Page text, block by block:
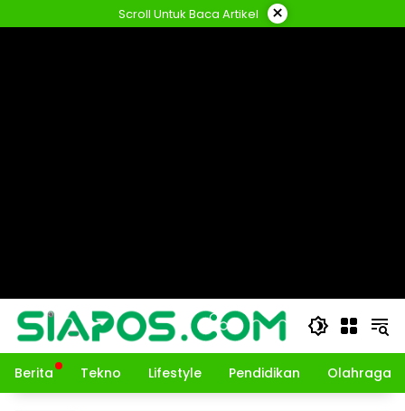
ke
Scroll Untuk Baca Artikel ×
Berita Tekno Lifestyle Pendidikan Olahraga